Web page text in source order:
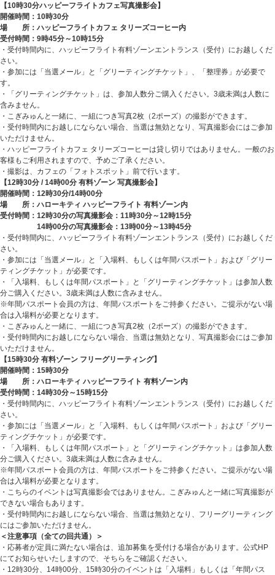
【10時30分ハッピーフライトカフェ写真撮影会】
開催時間：10時30分
場 所：ハッピーフライトカフェ タリーズコーヒー内
受付時間：9時45分～10時15分
・受付時間内に、ハッピーフライト有料ゾーンエントランス（受付）にお越しくだ
さい。
・参加には「当選メール」と「グリーティングチケット」、「整理券」が必要で
す。
・「グリーティングチケット」は、参加人数分ご購入ください。 3歳未満は人数に
含みません。
・こぎみゅんと一緒に、一組につき写真2枚（2ポーズ）の撮影ができます。
・受付時間内にお越しにならない場合、当選は無効となり、写真撮影会にはご参加
いただけません。
・ハッピーフライトカフェ タリーズコーヒーは貸し切りではありません。一般のお
客様もご利用されますので、予めご了承ください。
・撮影は、カフェの「フォトスポット」前で行います。
【12時30分 / 14時00分 有料ゾーン 写真撮影会】
開催時間： 12時30分/14時00分
場 所： ハローキティ ハッピーフライト 有料ゾーン内
受付時間： 12時30分の写真撮影会： 11時30分～12時15分
14時00分の写真撮影会： 13時00分～13時45分
・受付時間内に、ハッピーフライト有料ゾーンエントランス（受付）にお越しくだ
さい。
・参加には「当選メール」と「入場料、もしくは年間パスポート」および「グリー
ティングチケット」が必要です。
・「入場料、もしくは年間パスポート」と「グリーティングチケット」は参加人数
分ご購入ください。 3歳未満は人数に含みません。
※年間パスポート会員の方は、年間パスポートをご持参ください。ご提示がない場
合は入場料が必要となります。
・こぎみゅんと一緒に、一組につき写真2枚（2ポーズ）の撮影ができます。
・ 受付時間内にお越しにならない場合、当選は無効となり、写真撮影会にはご参加
いただけません。
【15時30分 有料ゾーン フリーグリーティング】
開催時間： 15時30分
場 所： ハローキティ ハッピーフライト 有料ゾーン内
受付時間： 14時30分～15時15分
・受付時間内に、ハッピーフライト有料ゾーンエントランス（受付）にお越しくだ
さい。
・参加には「当選メール」と「入場料、もしくは年間パスポート」および「グリー
ティングチケット」が必要です。
・「入場料、もしくは年間パスポート」と「グリーティングチケット」は参加人数
分ご購入ください。 3歳未満は人数に含みません。
※年間パスポート会員の方は、年間パスポートをご持参ください。ご提示がない場
合は入場料が必要となります。
・こちらのイベントは写真撮影会ではありません。こぎみゅんと一緒に写真撮影が
できない場合もあります。
・受付時間内にお越しにならない場合、当選は無効となり、フリーグリーティング
にはご参加いただけません。
＜注意事項（全ての回共通）＞
・応募者が定員に満たない場合は、追加募集を受付ける場合があります。公式HP
にてお知らせいたしますので、そちらをご確認ください。
・ 12時30分、 14時00分、 15時30分のイベントは「入場料」もしくは「年間パス